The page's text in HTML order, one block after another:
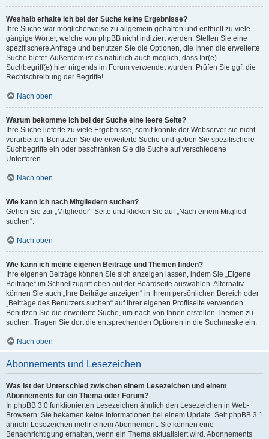
Weshalb erhalte ich bei der Suche keine Ergebnisse?
Ihre Suche war möglicherweise zu allgemein gehalten und enthielt zu viele
gängige Wörter, welche von phpBB nicht indiziert werden. Stellen Sie eine
spezifischere Anfrage und benutzen Sie die Optionen, die Ihnen die erweiterte
Suche bietet. Außerdem ist es natürlich auch möglich, dass Ihr(e)
Suchbegriff(e) hier nirgends im Forum verwendet wurden. Prüfen Sie ggf. die
Rechtschreibung der Begriffe!
Nach oben
Warum bekomme ich bei der Suche eine leere Seite?
Ihre Suche lieferte zu viele Ergebnisse, somit konnte der Webserver sie nicht
verarbeiten. Benutzen Sie die erweiterte Suche und geben Sie spezifischere
Suchbegriffe ein oder beschränken Sie die Suche auf verschiedene
Unterforen.
Nach oben
Wie kann ich nach Mitgliedern suchen?
Gehen Sie zur „Mitglieder“-Seite und klicken Sie auf „Nach einem Mitglied
suchen“.
Nach oben
Wie kann ich meine eigenen Beiträge und Themen finden?
Ihre eigenen Beiträge können Sie sich anzeigen lassen, indem Sie „Eigene
Beiträge“ im Schnellzugriff oben auf der Boardseite auswählen. Alternativ
können Sie auch „Ihre Beiträge anzeigen“ in Ihrem persönlichen Bereich oder
„Beiträge des Benutzers suchen“ auf Ihrer eigenen Profilseite verwenden.
Benutzen Sie die erweiterte Suche, um nach von Ihnen erstellen Themen zu
suchen. Tragen Sie dort die entsprechenden Optionen in die Suchmaske ein.
Nach oben
Abonnements und Lesezeichen
Was ist der Unterschied zwischen einem Lesezeichen und einem
Abonnements für ein Thema oder Forum?
In phpBB 3.0 funktionierten Lesezeichen ähnlich den Lesezeichen in Web-
Browsern: Sie bekamen keine Informationen bei einem Update. Seit phpBB 3.1
ähneln Lesezeichen mehr einem Abonnement: Sie können eine
Benachrichtigung erhalten, wenn ein Thema aktualisiert wird. Abonnements